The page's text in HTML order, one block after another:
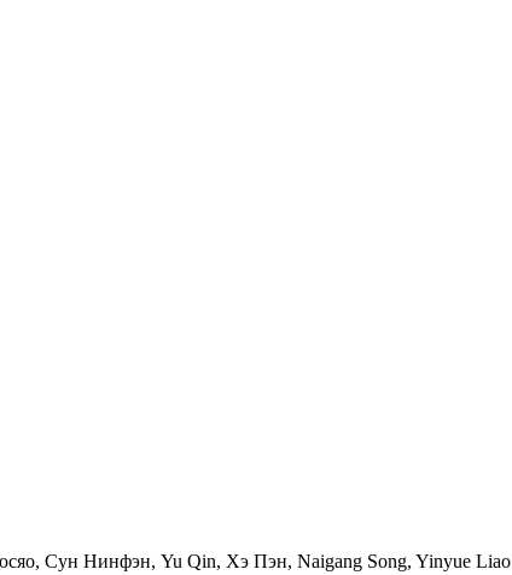
Сун Нинфэн, Yu Qin, Хэ Пэн, Naigang Song, Yinyue Liao